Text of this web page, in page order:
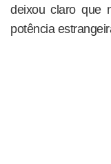
deixou claro que
potência